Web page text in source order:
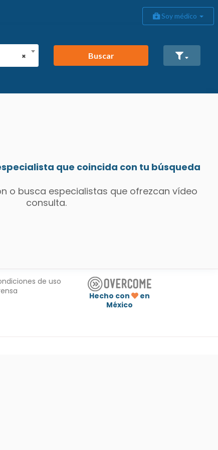
Soy médico
×
Buscar
que coincida con tu búsqueda
o busca especialistas que ofrezcan vídeo
consulta.
de uso
Hecho con
en
México